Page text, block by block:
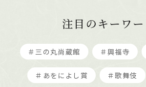
注目のキーワ
＃三の丸尚蔵館 ＃興福寺
＃あをによし賞 ＃歌舞伎